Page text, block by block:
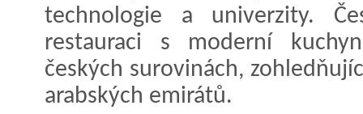
technologie a univerzity.
restauraci s moderní
českých surovinách,
arabských emirátů.